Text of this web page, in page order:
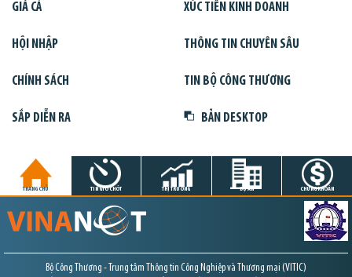
GIÁ CẢ XÚC TIẾN KINH DOANH
HỘI NHẬP THÔNG TIN CHUYÊN SÂU
CHÍNH SÁCH TIN BỘ CÔNG THƯƠNG
SẮP DIỄN RA BẢN DESKTOP
TRANG CHỦ TIN GIỜ CHÓT THỊ TRƯỜNG DỰ ÁN CHỨNG KHOÁN
Bộ Công Thương - Trung tâm Thông tin Công Nghiệp và Thương mại (VITIC)